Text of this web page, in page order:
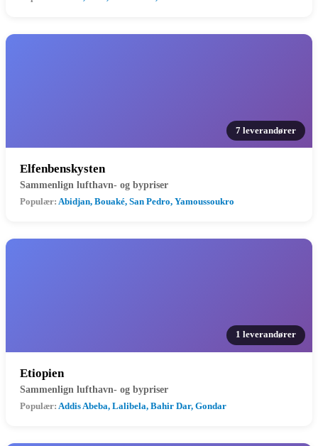
7 leverandører
Elfenbenskysten
Sammenlign lufthavn- og bypriser
Populær: Abidjan, Bouaké, San Pedro, Yamoussoukro
1 leverandører
Etiopien
Sammenlign lufthavn- og bypriser
Populær: Addis Abeba, Lalibela, Bahir Dar, Gondar